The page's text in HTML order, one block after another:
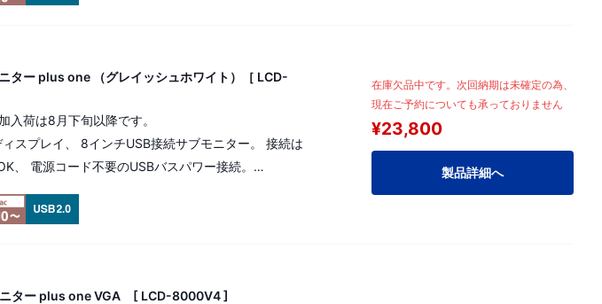
ター plus one （グレイッシュホワイト）［ LCD-
入荷は8月下旬以降です。
スプレイ、 8インチUSB接続サブモニター。 接続は
、 電源コード不要のUSBバスパワー接続。
在庫欠品中です。次回納期は未確定の為、
現在ご予約についても承っておりません
¥23,800
製品詳細へ
ニター plus one VGA [ LCD-8000V4 ]